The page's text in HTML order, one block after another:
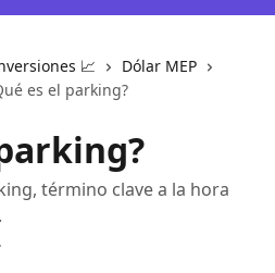
📈
Dólar MEP
es el parking?
término clave a la hora